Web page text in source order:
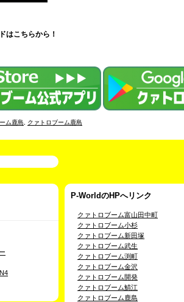
はこちらから！
ム鹿島, クァトロブーム鹿島
P-WorldのHPへリンク
クァトロブーム富山田中町
クァトロブーム小杉
クァトロブーム新田塚
クァトロブーム武生
クァトロブーム渕町
クァトロブーム金沢
クァトロブーム開発
クァトロブーム鯖江
クァトロブーム鹿島